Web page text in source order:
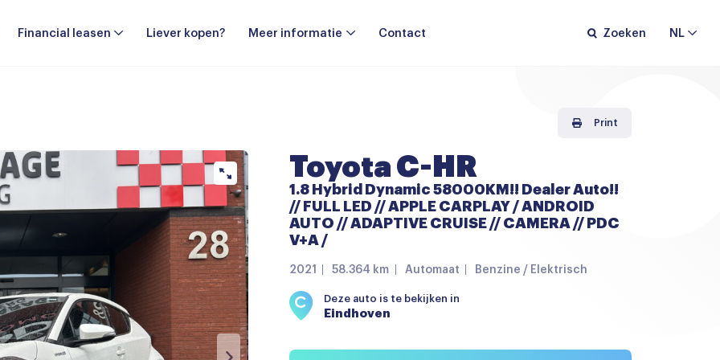
Financial leasen Liever kopen? Meer informatie Contact NL
Zoeken
Print
Toyota C-HR
1.8 Hybrid Dynamic 58000KM!! Dealer Auto!!
// FULL LED // APPLE CARPLAY / ANDROID
AUTO // ADAPTIVE CRUISE // CAMERA // PDC
V+A /
2021 58.364 km Automaat Benzine / Elektrisch
Deze auto is te bekijken in
Eindhoven